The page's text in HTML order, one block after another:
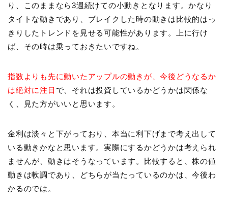
り、このままなら3週続けての小動きとなります。かなり
タイトな動きであり、ブレイクした時の動きは比較的はっ
きりしたトレンドを見せる可能性があります。上に行け
ば、その時は乗っておきたいですね。
指数よりも先に動いたアップルの動きが、今後どうなるか
は絶対に注目 で、それは投資しているかどうかは関係な
く、見た方がいいと思います。
金利は淡々と下がっており、本当に利下げまで考え出して
いる動きかなと思います。実際にするかどうかは考えられ
ませんが、動きはそうなっています。比較すると、株の値
動きは軟調であり、どちらが当たっているのかは、今後わ
かるのでは。